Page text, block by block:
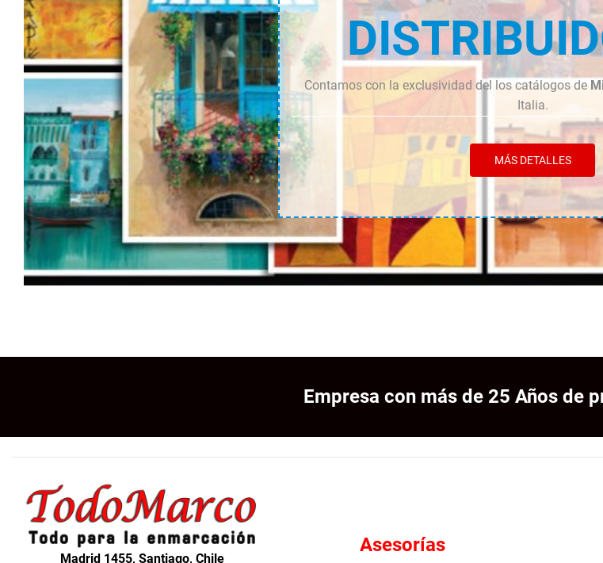
Contamos con la exclusividad del los catálogos de
Italia.
MÁS DETALLES
Empresa con más de 25 Años de
Madrid 1455, Santiago, Chile
Asesorías